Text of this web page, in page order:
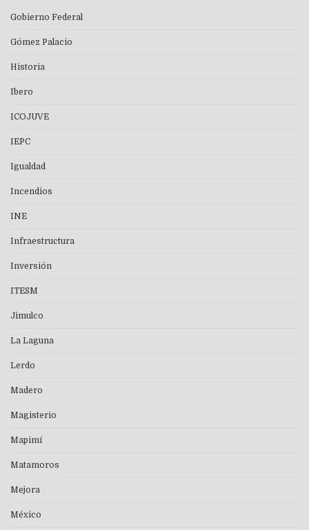
Gobierno Federal
Gómez Palacio
Historia
Ibero
ICOJUVE
IEPC
Igualdad
Incendios
INE
Infraestructura
Inversión
ITESM
Jimulco
La Laguna
Lerdo
Madero
Magisterio
Mapimí
Matamoros
Mejora
México